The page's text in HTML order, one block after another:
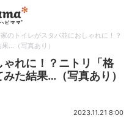
家のトイレがスタバ並におしゃれに！？
…（写真あり）
れに！？ニトリ「格
た結果…（写真あり）
2023.11.21 8:00